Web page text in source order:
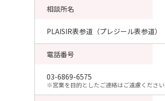
相談所名
PLAISIR表参道（プレジール表参道）
電話番号
03-6869-6575
​※営業を目的としたご連絡はご遠慮ください